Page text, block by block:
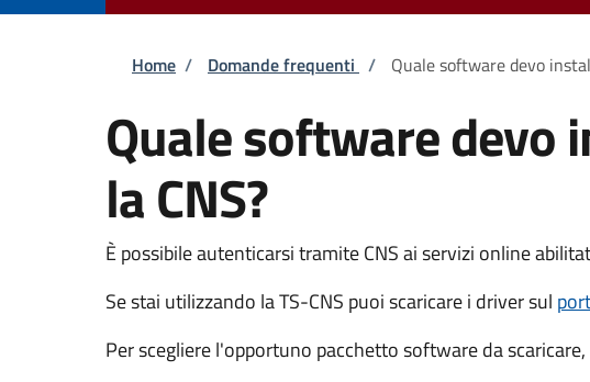
Briciole di pane
Home / Domande frequenti / Quale software devo
Quale software devo
la CNS?
È possibile autenticarsi tramite CNS ai servizi online
Se stai utilizzando la TS-CNS puoi scaricare i driver sul
Per scegliere l'opportuno pacchetto software da